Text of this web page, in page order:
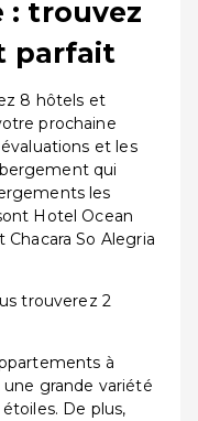
: trouvez
parfait
8 hôtels et
prochaine
et les
qui
les
Hotel Ocean
So Alegria
trouverez 2
à
grande variété
De plus,